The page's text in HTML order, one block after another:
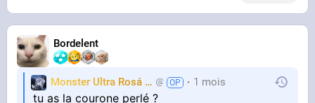
Bordelent
Monster Ultra Rosá
❤️ KheyFinito1 mois
tu as la courone perlé ?